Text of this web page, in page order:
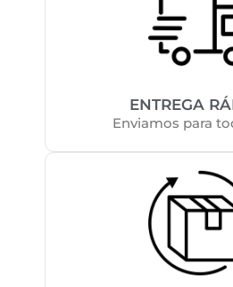
ENTREGA
Enviamos para